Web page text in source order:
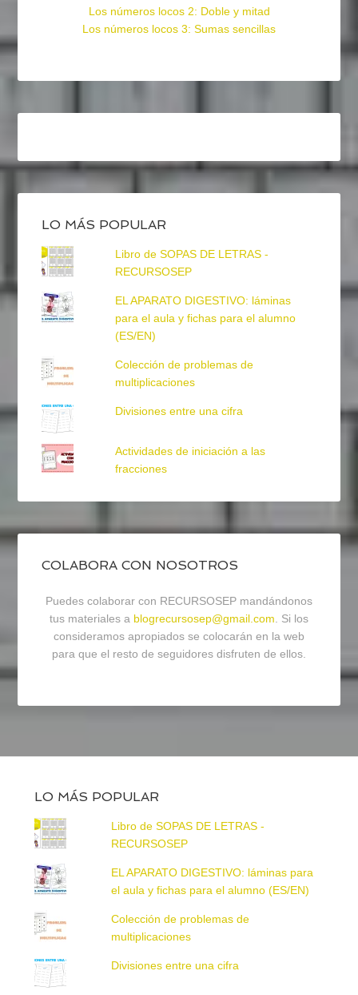
Los números locos 2: Doble y mitad
Los números locos 3: Sumas sencillas
LO MÁS POPULAR
Libro de SOPAS DE LETRAS -
RECURSOSEP
EL APARATO DIGESTIVO: láminas
para el aula y fichas para el alumno
(ES/EN)
Colección de problemas de
multiplicaciones
Divisiones entre una cifra
Actividades de iniciación a las
fracciones
COLABORA CON NOSOTROS
Puedes colaborar con RECURSOSEP mandándonos
tus materiales a blogrecursosep@gmail.com. Si los
consideramos apropiados se colocarán en la web
para que el resto de seguidores disfruten de ellos.
LO MÁS POPULAR
Libro de SOPAS DE LETRAS -
RECURSOSEP
EL APARATO DIGESTIVO: láminas para
el aula y fichas para el alumno (ES/EN)
Colección de problemas de
multiplicaciones
Divisiones entre una cifra